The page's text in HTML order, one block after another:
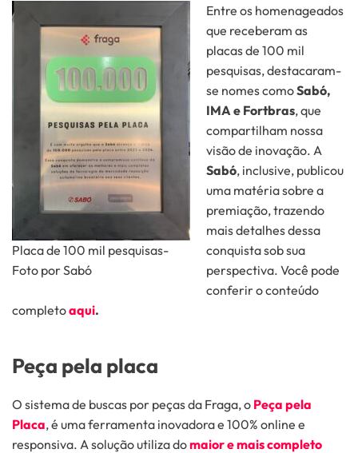
Placa de 100 mil pesquisas-
Foto por Sabó
Entre os homenageados
que receberam as
placas de 100 mil
pesquisas, destacaram-
se nomes comoSabó,
IMA e Fortbras, que
compartilham nossa
visão de inovação. A
Sabó, inclusive, publicou
uma matéria sobre a
premiação, trazendo
mais detalhes dessa
conquista sob sua
perspectiva. Você pode
conferir o conteúdo
completoaqui.
Peça pela placa
O sistema de buscas por peças da Fraga, o Peça pela
Placa, é uma ferramenta inovadora e 100% online e
responsiva. A solução utiliza domaior e mais completo